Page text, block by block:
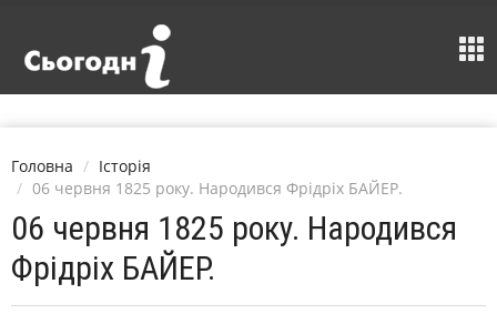
Головна
Історія
06 червня 1825 року. Народився Фрідріх БАЙЕР.
06 червня 1825 року. Народився
Фрідріх БАЙЕР.